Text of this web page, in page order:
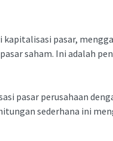
pasar,
saham. Ini adalah
pasar perusahaan
sederhana ini